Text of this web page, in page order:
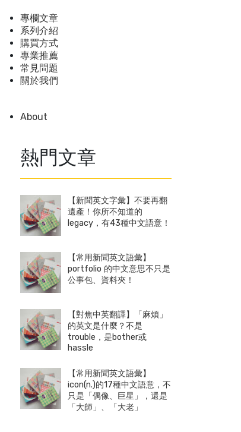
專欄文章
系列介紹
購買方式
專業推薦
常見問題
關於我們
About
熱門文章
【新聞英文字彙】不要再翻
遺產！你所不知道的
legacy，有43種中文語意！
【常用新聞英文語彙】
portfolio 的中文意思不只是
公事包、資料夾！
【對焦中英翻譯】「麻煩」
的英文是什麼？不是
trouble，是bother或
hassle
【常用新聞英文語彙】
icon(n.)的17種中文語意，不
只是「偶像、巨星」，還是
「大師」、「大老」